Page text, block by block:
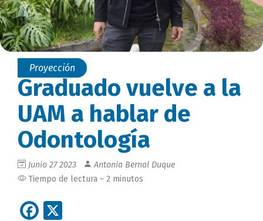
Proyección
Graduado vuelve a la
UAM a hablar de
Odontología
Junio 27 2023
Antonia Bernal Duque
Tiempo de lectura ~ 2 minutos
Facebook